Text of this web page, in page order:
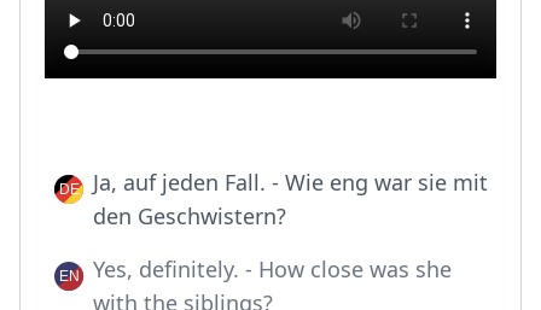
Ja, auf jeden Fall. - Wie eng war sie mit
den Geschwistern?
Yes, definitely. - How close was she
with the siblings?